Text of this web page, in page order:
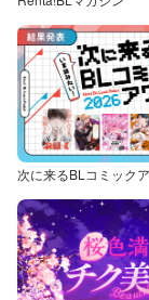
次に来るBLコミック